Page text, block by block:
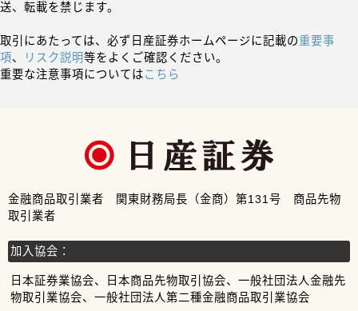
送、転載を禁じます。
取引にあたっては、必ず日産証券ホームページに記載の重要事
項、 リスク説明等をよくご確認ください。
重要な注意事項についてはこちら
金融商品取引業者 関東財務局長（金商）第131号 商品先物
取引業者
加入協会：
日本証券業協会、日本商品先物取引協会、一般社団法人金融先
物取引業協会、一般社団法人第二種金融商品取引業協会